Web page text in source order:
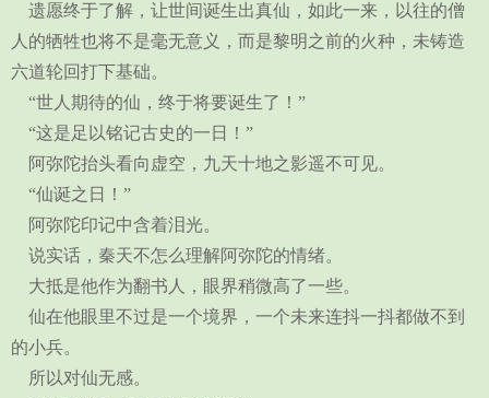
遗愿终于了解，让世间诞生出真仙，如此一来，以往的僧
人的牺牲也将不是毫无意义，而是黎明之前的火种，未铸造
六道轮回打下基础。
“世人期待的仙，终于将要诞生了！”
“这是足以铭记古史的一日！”
阿弥陀抬头看向虚空，九天十地之影遥不可见。
“仙诞之日！”
阿弥陀印记中含着泪光。
说实话，秦天不怎么理解阿弥陀的情绪。
大抵是他作为翻书人，眼界稍微高了一些。
仙在他眼里不过是一个境界，一个未来连抖一抖都做不到
的小兵。
所以对仙无感。